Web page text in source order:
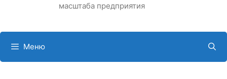
масштаба предприятия
Меню